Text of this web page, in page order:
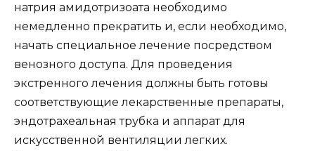
натрия амидотризоата необходимо
немедленно прекратить и, если необходимо,
начать специальное лечение посредством
венозного доступа. Для проведения
экстренного лечения должны быть готовы
соответствующие лекарственные препараты,
эндотрахеальная трубка и аппарат для
искусственной вентиляции легких.